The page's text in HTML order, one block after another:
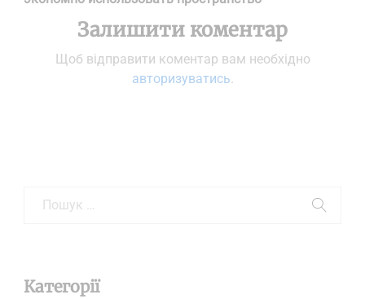
Next
Post
Залишити коментар
Щоб відправити коментар вам необхідно
авторизуватись.
Категорії